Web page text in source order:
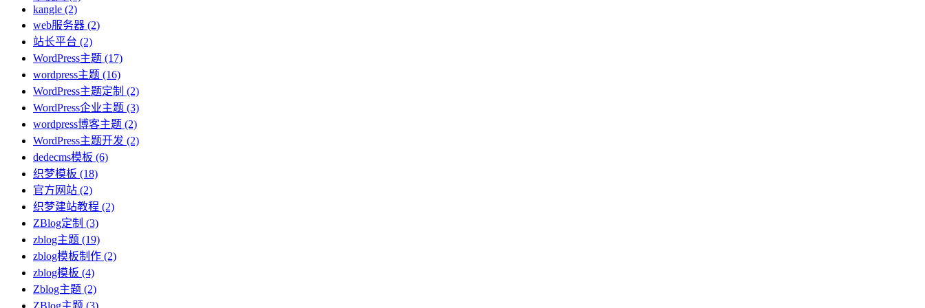
kangle (2)
web服务器 (2)
站长平台 (2)
WordPress主题 (17)
wordpress主题 (16)
WordPress主题定制 (2)
WordPress企业主题 (3)
wordpress博客主题 (2)
WordPress主题开发 (2)
dedecms模板 (6)
织梦模板 (18)
官方网站 (2)
织梦建站教程 (2)
ZBlog定制 (3)
zblog主题 (19)
zblog模板制作 (2)
zblog模板 (4)
Zblog主题 (2)